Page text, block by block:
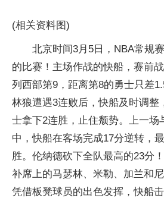
(相关资料图)
北京时间3月5日，NBA常规
的比赛！主场作战的快船，赛前
列西部第9，距离第8的勇士只差
林狼遭遇3连败后，快船及时调整
士拿下2连胜，止住颓势。上一场
中，快船在客场完成17分逆转，
胜。伦纳德砍下全队最高的23分
补席上的马瑟林、米勒、加兰和
凭借板凳球员的出色发挥，快船